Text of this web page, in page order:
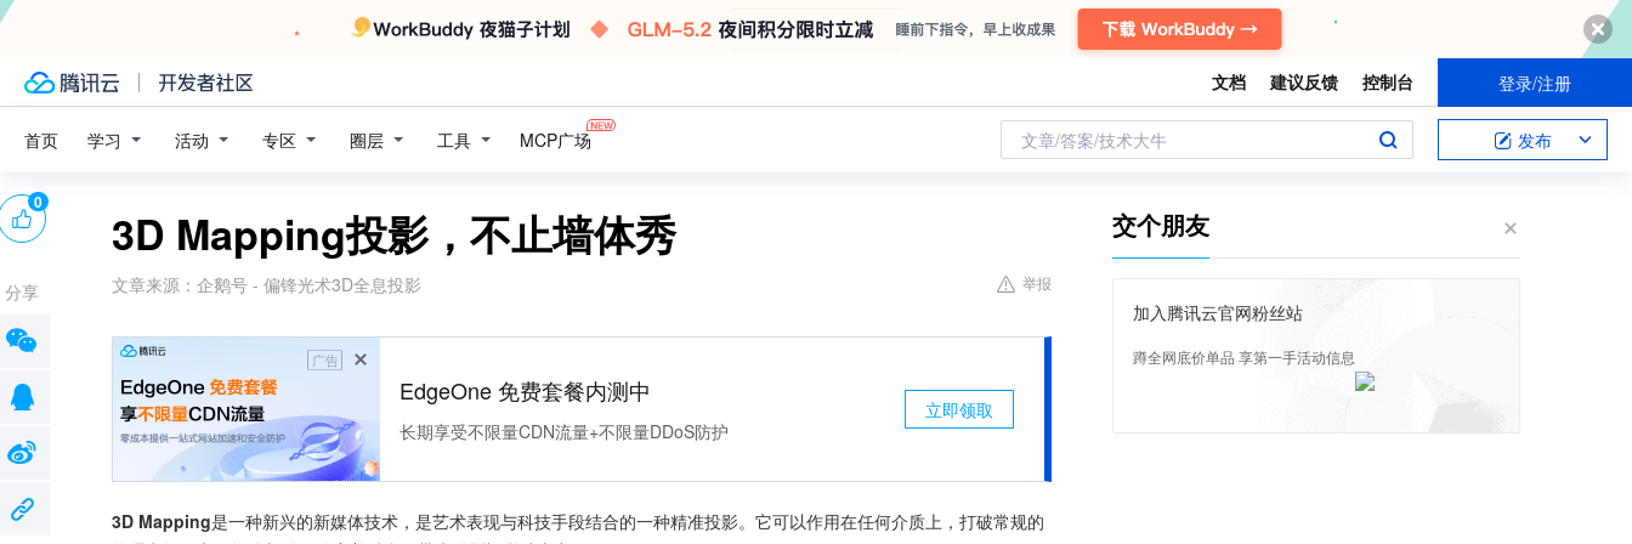
文档 建议反馈 控制台 登录/注册
首页 学习 活动 专区 圈层 工具 MCP广场 文章/答案/技术大牛 发布
3D Mapping投影，不止墙体秀
文章来源： 企鹅号 - 偏锋光术3D全息投影 举报
广告
EdgeOne 免费套餐内测中
长期享受不限量CDN流量+不限量DDoS防护
立即领取
3D Mapping是一种新兴的新媒体技术，是艺术表现与科技手段结合的一种精准投影。它可以作用在任何介质上，打破常规的
0
分享
交个朋友
加入腾讯云官网粉丝站
蹲全网底价单品 享第一手活动信息